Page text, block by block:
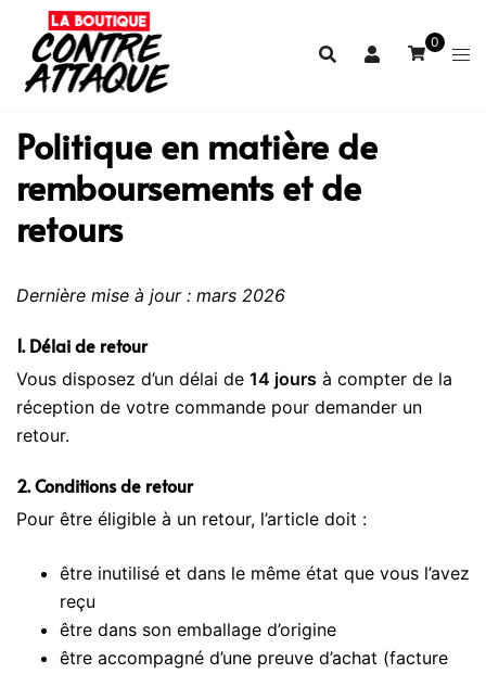
contenu
0
Politique en matière de
remboursements et de
retours
Dernière mise à jour : mars 2026
1. Délai de retour
Vous disposez d’un délai de 14 jours à compter de la
réception de votre commande pour demander un
retour.
2. Conditions de retour
Pour être éligible à un retour, l’article doit :
être inutilisé et dans le même état que vous l’avez
reçu
être dans son emballage d’origine
être accompagné d’une preuve d’achat (facture